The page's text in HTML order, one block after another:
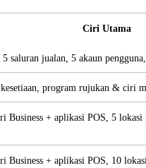
Ciri Utama
5 saluran jualan, 5 akaun
program rujukan & ciri
Business + aplikasi POS, 5
Business + aplikasi POS, 10